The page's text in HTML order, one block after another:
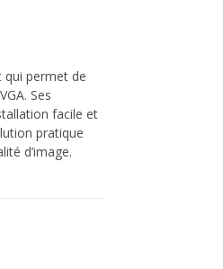
qui permet de
Ses
facile et
pratique
d’image.